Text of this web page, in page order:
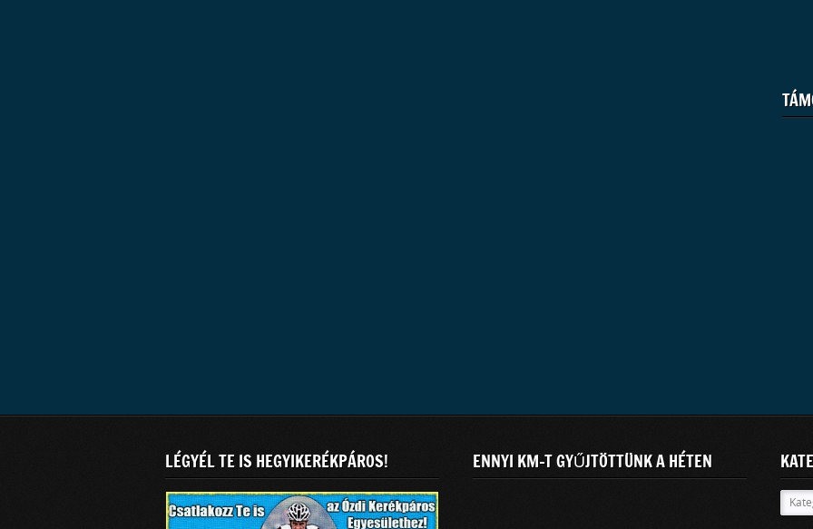
LÉGYÉL TE IS HEGYIKERÉKPÁROS! ENNYI KM-T GYŰJTÖTTÜNK A HÉTEN